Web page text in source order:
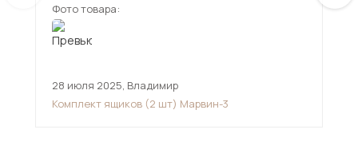
Фото товара:
28 июля 2025, Владимир
Комплект ящиков (2 шт) Марвин-3